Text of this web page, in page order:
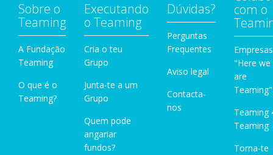
Sobre o
Teaming
A Fundação
Teaming
O que é o
Teaming?
Executando
o Teaming
Cria o teu
Grupo
Junta-te a um
Grupo
Quem pode
angariar
fundos?
Dúvidas?
Perguntas
Frequentes
Aviso legal
Contacta-
nos
com o
Empresas
"Here we
are
Teaming"
Teaming
Teaming
Torna-te